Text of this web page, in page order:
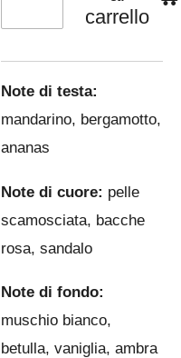
carrello
Note di testa:
mandarino, bergamotto,
ananas
Note di cuore: pelle
scamosciata, bacche
rosa, sandalo
Note di fondo:
muschio bianco,
betulla, vaniglia, ambra